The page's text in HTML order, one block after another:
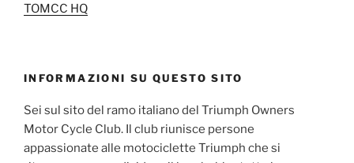
TOMCC HQ
INFORMAZIONI SU QUESTO SITO
Sei sul sito del ramo italiano del Triumph Owners
Motor Cycle Club. Il club riunisce persone
appassionate alle motociclette Triumph che si